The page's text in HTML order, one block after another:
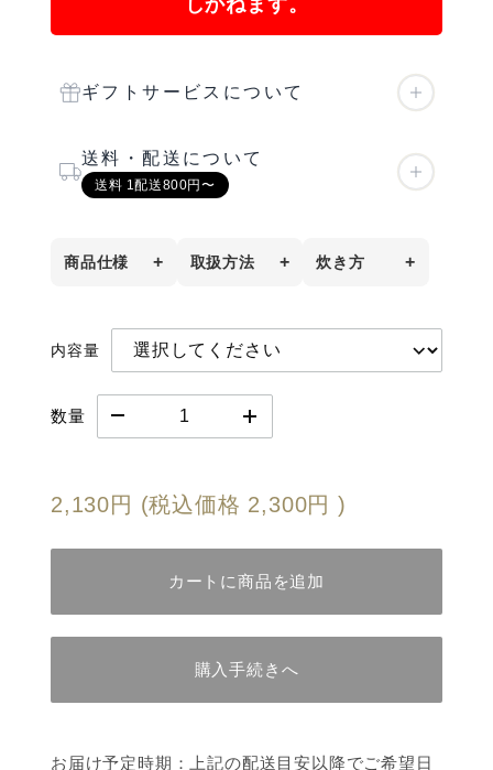
しかねます。
ギフトサービスについて
APPLICATION METHOD
ド・手提げ袋はこちらから
」
短冊のし
お選びいただけます。
送料・配送について
送料 1配送800円〜
配送料金表
重量区分 北海道・沖縄
〜25kg 800円
51〜75kg 2,400円
3,200円
商品仕様 + 取扱方法 + 炊き方 +
商品名
(国内産)
年産 2025年産
県)
栽培方法
使用
化学肥料不使用・有機質肥料の
み使用
お米に賞味期限はありませんが
高温・多湿・臭い厳禁
直射日光を避け、冷暗所に保存。湿気や異物
が入らないように袋の口をしっかり閉め、匂
冷蔵庫保管 推奨
野菜室等)での保管がオススメです。
保管の目安
精米時期から１～２ヶ月が美味しく食べられ
る期間です。徐々に味が落ちていきますので
早めにお召し上がりください。
ビが発生する場合があります。濡れた手を袋
内容量
数量
2,130円 (税込価格 2,300円 )
カートに商品を追加
購入手続きへ
お届け予定時期：上記の配送目安以降でご希望日